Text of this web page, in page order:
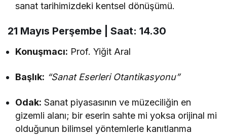
sanat tarihimizdeki kentsel dönüşümü.
21 Mayıs Perşembe | Saat: 14.30
Konuşmacı: Prof. Yiğit Aral
Başlık: “Sanat Eserleri Otantikasyonu”
Odak: Sanat piyasasının ve müzeciliğin en
gizemli alanı; bir eserin sahte mi yoksa orijinal mi
olduğunun bilimsel yöntemlerle kanıtlanma